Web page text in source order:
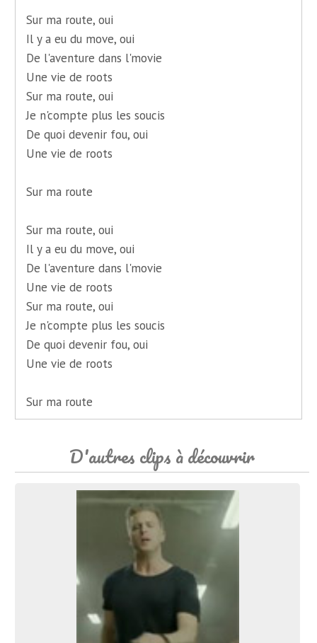
Sur ma route, oui
Il y a eu du move, oui
De l'aventure dans l'movie
Une vie de roots
Sur ma route, oui
Je n'compte plus les soucis
De quoi devenir fou, oui
Une vie de roots
Sur ma route
Sur ma route, oui
Il y a eu du move, oui
De l'aventure dans l'movie
Une vie de roots
Sur ma route, oui
Je n'compte plus les soucis
De quoi devenir fou, oui
Une vie de roots
Sur ma route
D'autres clips à découvrir